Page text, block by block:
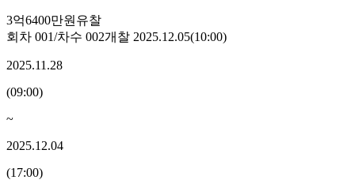
3억6400만원 유찰
회차 001/차수 002개찰 2025.12.05(10:00)
2025.11.28
(09:00)
~
2025.12.04
(17:00)